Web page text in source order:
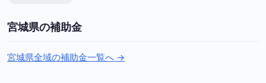
宮城県の補助金
宮城県全域の補助金一覧へ →